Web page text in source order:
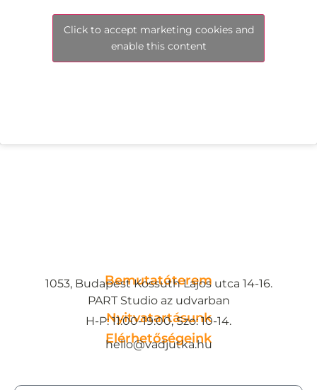
Click to accept marketing cookies and
enable this content
Bemutatóterem
1053, Budapest Kossuth Lajos utca 14-16.
PART Studio az udvarban
Nyitvatartásunk
H-P: 11:00-19:00, Szo: 10-14.
Elérhetőségeink
hello@vadjutka.hu